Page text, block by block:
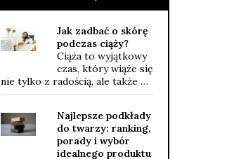
Jak zadbać o skórę
podczas ciąży?
Ciąża to wyjątkowy
czas, który wiąże się
nie tylko z radością, ale także …
Najlepsze podkłady
do twarzy: ranking,
porady i wybór
idealnego produktu